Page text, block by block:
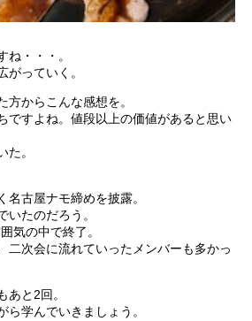
ね・・・。
がっていく。
方からこんな感想を。
ですよね。値段以上の価値があると思い
た。
名古屋ナモ締めを披露。
いたのだろう。
気の中で終了。
二次会に流れていったメンバーも多かっ
あと2回。
ら学んでいきましょう。